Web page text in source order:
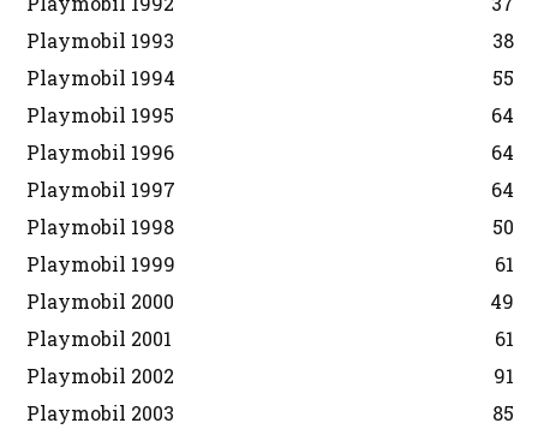
Playmobil 1993
38
Playmobil 1994
55
Playmobil 1995
64
Playmobil 1996
64
Playmobil 1997
64
Playmobil 1998
50
Playmobil 1999
61
Playmobil 2000
49
Playmobil 2001
61
Playmobil 2002
91
Playmobil 2003
85